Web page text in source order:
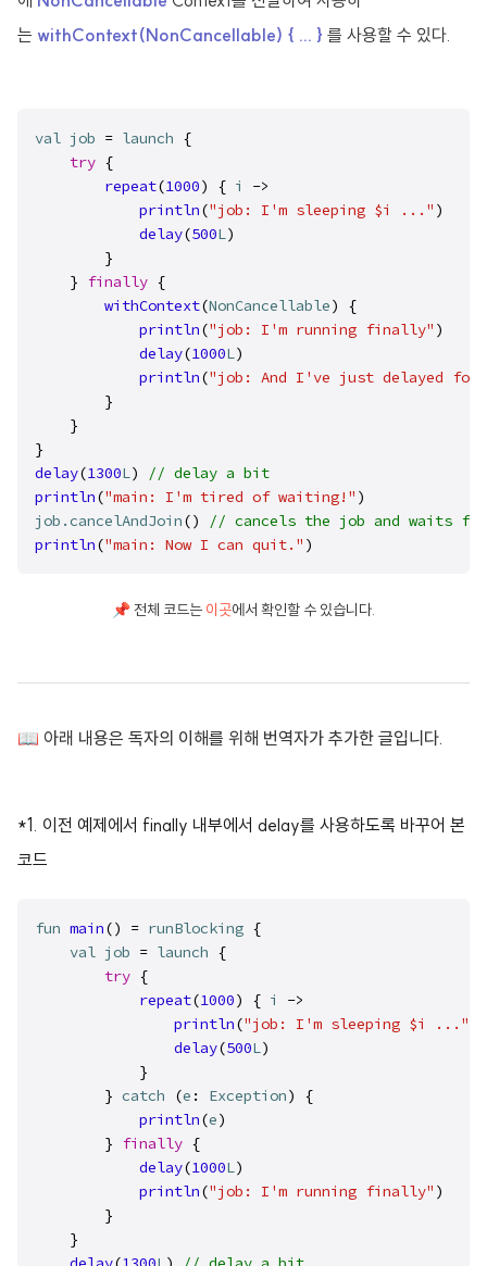
는 withContext(NonCancellable) { ... } 를 사용할 수 있다.
val job = launch {
try {
repeat(1000) { i
->
println("job: I'm sleeping $i ..." )
delay(500L)
        }
    }
finally {
withContext(NonCancellable) {
println("job: I'm running finally" )
delay(1000L)
println("job: And I've just delayed for
        }
    }
delay(1300L)
// delay a bit
println("main: I'm tired of waiting!" )
job .cancelAndJoin()
// cancels the job and waits
println("main: Now I can quit." )
📌 전체 코드는 이곳에서 확인할 수 있습니다.
📖 아래 내용은 독자의 이해를 위해 번역자가 추가한 글입니다.
*1. 이전 예제에서 finally 내부에서 delay를 사용하도록 바꾸어 본
코드
fun main() = runBlocking {
val job = launch {
try {
repeat(1000) { i
->
println("job: I'm sleeping $i ..."
delay(500L)
            }
        }
catch (e : Exception) {
println(e)
        }
finally {
delay(1000L)
println("job: I'm running finally" )
        }
    }